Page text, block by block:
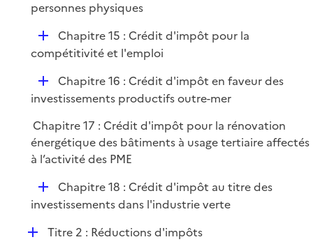
ip
e
personnes physiques
D
é
i
r
Chapitre 15 : Crédit d'impôt pour la
compétitivité et l'emploi
D
é
l
i
e
Chapitre 16 : Crédit d'impôt en faveur des
investissements productifs outre-mer
Chapitre 17 : Crédit d'impôt pour la rénovation
énergétique des bâtiments à usage tertiaire affectés
à l’activité des PME
D
é
l
Chapitre 18 : Crédit d'impôt au titre des
investissements dans l'industrie verte
DTitre 2 : Réductions d'impôts